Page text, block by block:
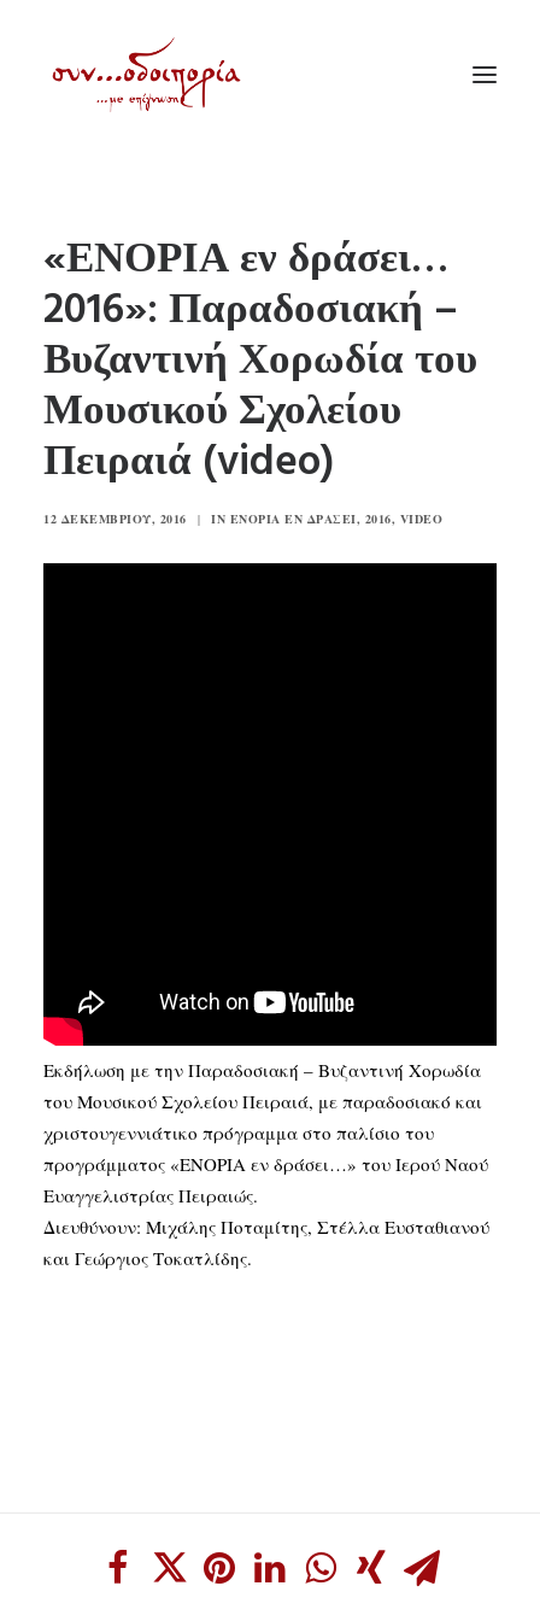
ΘΕΜΑΤΟΛΟΓΙΑ
ΑΝΑΚΟΙΝΩΣΕΙΣ
ΕΝΟΡΙΑ ΕΝ ΔΡΑΣΕΙ
ΕΥΑΓΓΕΛΙΣΤΡΙΑ ΠΕΙΡΑΙΏΣ
ΠΑΛΑΙΑ ΣΥΝΟΔΟΙΠΟΡΙΑ
ΕΠΙΚΟΙΝΩΝΙΑ
«ΕΝΟΡΙΑ εν δράσει…
2016»: Παραδοσιακή –
Βυζαντινή Χορωδία του
Μουσικού Σχολείου
Πειραιά (video)
12 ΔΕΚΕΜΒΡΊΟΥ, 2016 | IN ΕΝΟΡΊΑ ΕΝ ΔΡΆΣΕΙ, 2016, VIDEO
Εκδήλωση με την Παραδοσιακή – Βυζαντινή Χορωδία
του Μουσικού Σχολείου Πειραιά, με παραδοσιακό και
χριστουγεννιάτικο πρόγραμμα στο παλίσιο του
προγράμματος «ΕΝΟΡΙΑ εν δράσει…» του Ιερού Ναού
Ευαγγελιστρίας Πειραιώς.
Διευθύνουν: Μιχάλης Ποταμίτης, Στέλλα Ευσταθιανού
και Γεώργιος Τοκατλίδης.